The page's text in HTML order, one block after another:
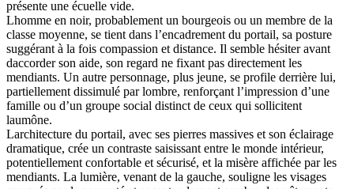
présente une écuelle vide.
Lhomme en noir, probablement un bourgeois ou un membre de la
classe moyenne, se tient dans l’encadrement du portail, sa posture
suggérant à la fois compassion et distance. Il semble hésiter avant
daccorder son aide, son regard ne fixant pas directement les
mendiants. Un autre personnage, plus jeune, se profile derrière lui,
partiellement dissimulé par lombre, renforçant l’impression d’une
famille ou d’un groupe social distinct de ceux qui sollicitent
laumône.
Larchitecture du portail, avec ses pierres massives et son éclairage
dramatique, crée un contraste saisissant entre le monde intérieur,
potentiellement confortable et sécurisé, et la misère affichée par les
mendiants. La lumière, venant de la gauche, souligne les visages